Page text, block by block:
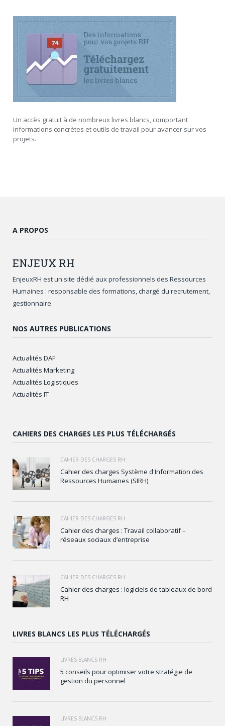
Un accès gratuit à de nombreux livres blancs, comportant
informations concrètes et outils de travail pour avancer sur vos
projets.
A PROPOS
ENJEUX RH
EnjeuxRH est un site dédié aux professionnels des Ressources
Humaines : responsable des formations, chargé du recrutement,
gestionnaire.
NOS AUTRES PUBLICATIONS
Actualités DAF
Actualités Marketing
Actualités Logistiques
Actualités IT
CAHIERS DES CHARGES LES PLUS TÉLÉCHARGÉS
CAHIER DES CHARGES RH
Cahier des charges Système d'Information des
Ressources Humaines (SIRH)
CAHIER DES CHARGES RH
Cahier des charges : Travail collaboratif –
réseaux sociaux d’entreprise
CAHIER DES CHARGES RH
Cahier des charges : logiciels de tableaux de bord
RH
LIVRES BLANCS LES PLUS TÉLÉCHARGÉS
LIVRES BLANCS RH
5 conseils pour optimiser votre stratégie de
gestion du personnel
LIVRES BLANCS RH